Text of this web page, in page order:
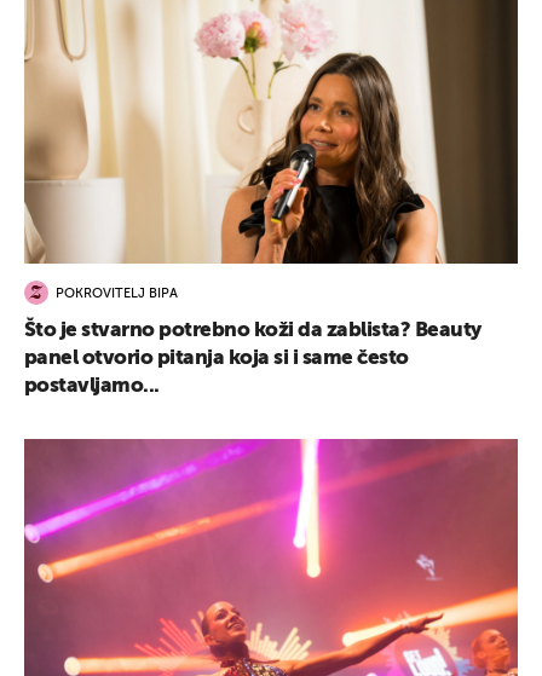
POKROVITELJ BIPA
Što je stvarno potrebno koži da zablista? Beauty
panel otvorio pitanja koja si i same često
postavljamo...